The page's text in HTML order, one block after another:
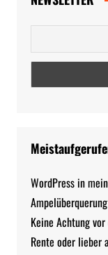
WordPress in
Keine Achtung
Rente oder lieber